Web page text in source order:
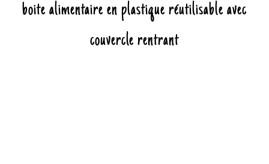
boite alimentaire en plastique réutilisable avec
couvercle rentrant